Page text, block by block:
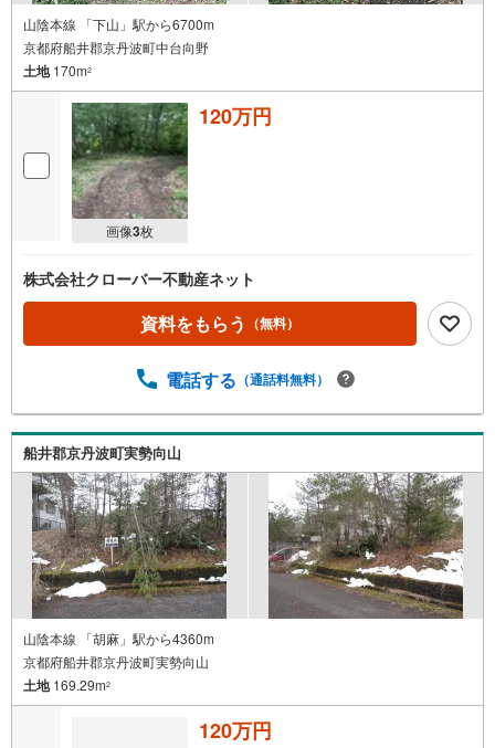
山陰本線 「下山」駅から6700m
京都府船井郡京丹波町中台向野
土地170m2
画像3枚
120万円
株式会社クローバー不動産ネット
資料をもらう （無料）
電話する （通話料無料）
船井郡京丹波町実勢向山
山陰本線 「胡麻」駅から4360m
京都府船井郡京丹波町実勢向山
土地169.29m2
120万円